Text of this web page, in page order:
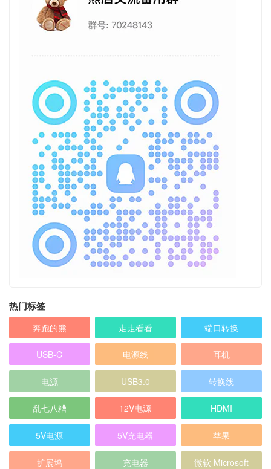
热门标签
奔跑的熊 走走看看 端口转换
USB-C 电源线 耳机
电源 USB3.0 转换线
乱七八糟 12V电源 HDMI
5V电源 5V充电器 苹果
扩展坞 充电器 微软 Microsoft